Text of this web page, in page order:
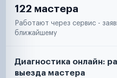
122 мастера
Работают через сервис -
ближайшему
Диагностика онлайн:
выезда мастера